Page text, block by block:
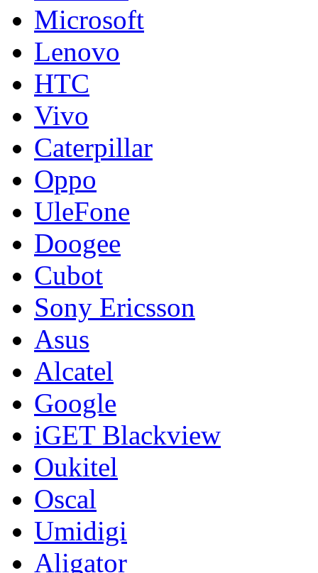
Microsoft
Lenovo
HTC
Vivo
Caterpillar
Oppo
UleFone
Doogee
Cubot
Sony Ericsson
Asus
Alcatel
Google
iGET Blackview
Oukitel
Oscal
Umidigi
Aligator